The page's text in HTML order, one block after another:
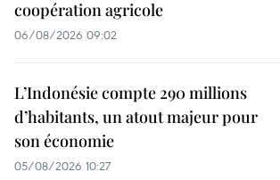
coopération agricole
06/08/2026 09:02
L’Indonésie compte 290 millions
d’habitants, un atout majeur pour
son économie
05/08/2026 10:27